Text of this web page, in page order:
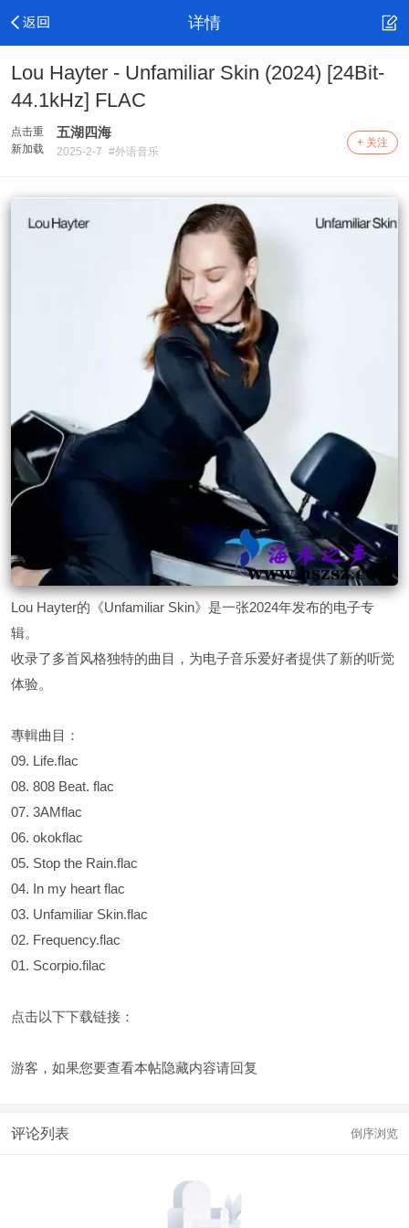
详情
Lou Hayter - Unfamiliar Skin (2024) [24Bit-
44.1kHz] FLAC
点击重
新加载
五湖四海
2025-2-7 #外语音乐
+ 关注
Lou Hayter的《Unfamiliar Skin》是一张2024年发布的电子专
辑‌。
收录了多首风格独特的曲目，为电子音乐爱好者提供了新的听觉
体验。
專輯曲目：
09. Life.flac
08. 808 Beat. flac
07. 3AMflac
06. okokflac
05. Stop the Rain.flac
04. In my heart flac
03. Unfamiliar Skin.flac
02. Frequency.flac
01. Scorpio.filac
点击以下下载链接：
游客，如果您要查看本帖隐藏内容请回复
评论列表 倒序浏览